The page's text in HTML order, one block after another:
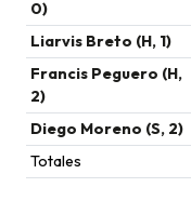
0)
Liarvis Breto (H, 1)
Francis Peguero (H,
2)
Diego Moreno (S, 2)
Totales